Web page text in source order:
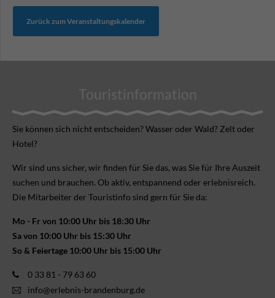
Zurück zum Veranstaltungskalender
Touristinformation
Sie können sich nicht ent­scheiden? Wasser oder Wald? Zelt oder
Hotel?
Wir sind uns sicher, wir finden für Sie das, was Sie für Ihre Aus­zeit
suchen und brauchen. Ob aktiv, ent­spannend oder erlebnis­reich.
Die Mitarbeiter der Touristinfo sind gern für Sie da:
Mo - Fr von 10:00 Uhr bis 18:30 Uhr
Sa von 10:00 Uhr bis 15:30 Uhr
So & Feiertage 10:00 Uhr bis 15:00 Uhr
0 33 81 - 79 63 60
info@erlebnis-brandenburg.de